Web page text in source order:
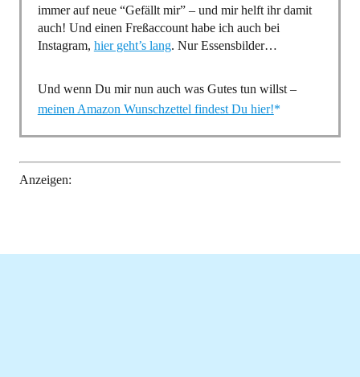
immer auf neue “Gefällt mir” – und mir helft ihr damit
auch! Und einen Freßaccount habe ich auch bei
Instagram, hier geht’s lang. Nur Essensbilder…
Und wenn Du mir nun auch was Gutes tun willst –
meinen Amazon Wunschzettel findest Du hier!
Anzeigen: